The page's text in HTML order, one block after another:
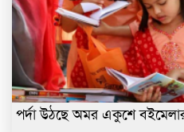
পর্দা উঠছে অমর একুশে